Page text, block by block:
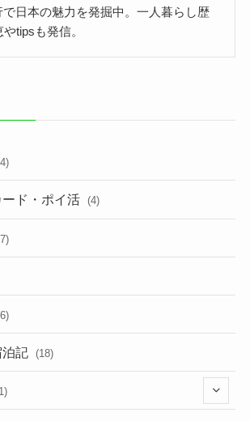
で日本の魅力を発掘中。一人暮らし歴
tipsも発信。
ド・ポイ活 (4)
記 (18)